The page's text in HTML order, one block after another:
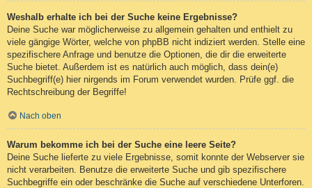
Weshalb erhalte ich bei der Suche keine Ergebnisse?
Deine Suche war möglicherweise zu allgemein gehalten und enthielt zu
viele gängige Wörter, welche von phpBB nicht indiziert werden. Stelle eine
spezifischere Anfrage und benutze die Optionen, die dir die erweiterte
Suche bietet. Außerdem ist es natürlich auch möglich, dass dein(e)
Suchbegriff(e) hier nirgends im Forum verwendet wurden. Prüfe ggf. die
Rechtschreibung der Begriffe!
Nach oben
Warum bekomme ich bei der Suche eine leere Seite?
Deine Suche lieferte zu viele Ergebnisse, somit konnte der Webserver sie
nicht verarbeiten. Benutze die erweiterte Suche und gib spezifischere
Suchbegriffe ein oder beschränke die Suche auf verschiedene Unterforen.